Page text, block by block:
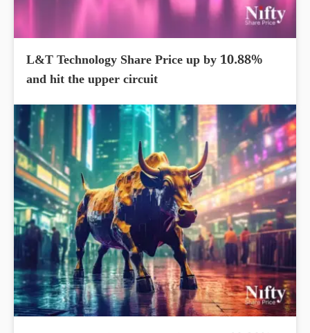
L&T Technology Share Price up by 10.88%
and hit the upper circuit